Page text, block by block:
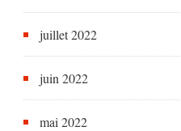
juillet 2022
juin 2022
mai 2022